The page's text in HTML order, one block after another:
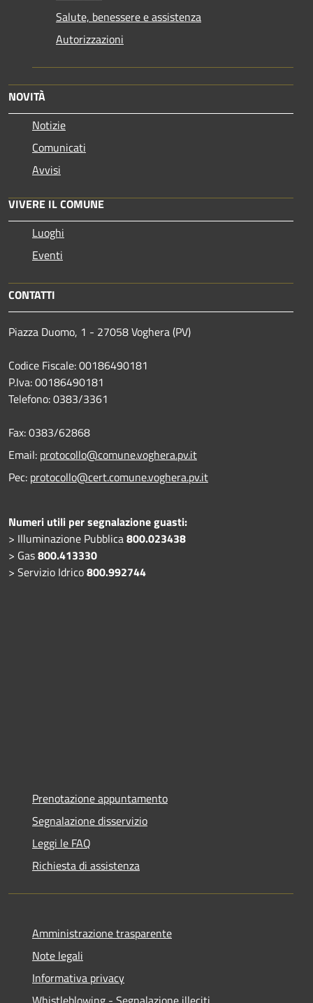
Salute, benessere e assistenza
Autorizzazioni
NOVITÀ
Notizie
Comunicati
Avvisi
VIVERE IL COMUNE
Luoghi
Eventi
CONTATTI
Piazza Duomo, 1 - 27058 Voghera (PV)
Codice Fiscale: 00186490181
P.Iva: 00186490181
Telefono:0383/3361
Fax:0383/62868
Email: protocollo@comune.voghera.pv.it
Pec: protocollo@cert.comune.voghera.pv.it
Numeri utili per segnalazione guasti:
> Illuminazione Pubblica800.023438
> Gas800.413330
> Servizio Idrico800.992744
Prenotazione appuntamento
Segnalazione disservizio
Leggi le FAQ
Richiesta di assistenza
Amministrazione trasparente
Note legali
Informativa privacy